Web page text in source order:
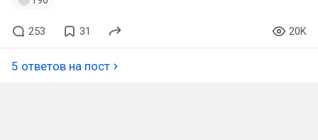
253 31 20K
5 ответов на пост